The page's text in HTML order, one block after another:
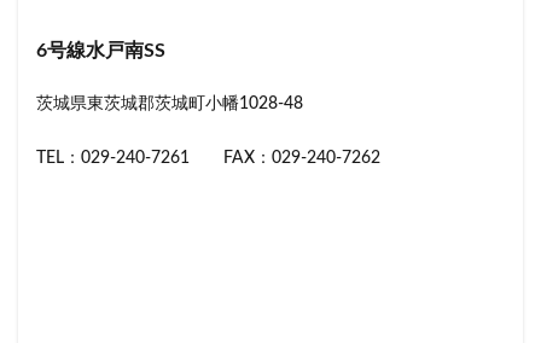
6号線水戸南SS
茨城県東茨城郡茨城町小幡1028-48
TEL：029-240-7261 FAX：029-240-7262